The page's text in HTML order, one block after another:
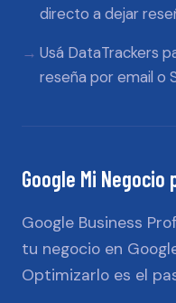
directo a dejar
Usá DataTrackers
reseña por email o
Google Mi Negocio
Google Business
tu negocio en
Optimizarlo es el